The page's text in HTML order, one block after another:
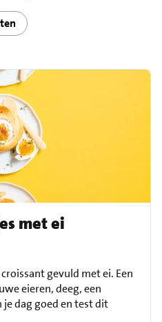
met ei
gevuld met ei. Een
eieren, deeg, een
je dag goed en test dit